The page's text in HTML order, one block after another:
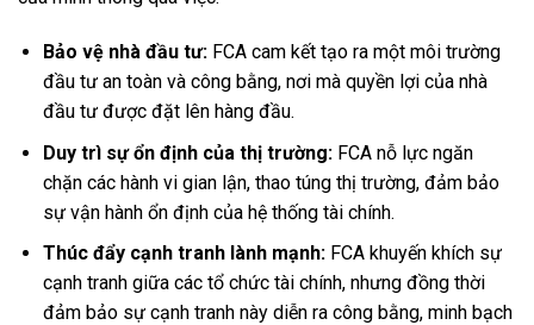
Bảo vệ nhà đầu tư:FCA cam kết tạo ra một môi trường
đầu tư an toàn và công bằng, nơi mà quyền lợi của nhà
đầu tư được đặt lên hàng đầu.
Duy trì sự ổn định của thị trường:FCA nỗ lực ngăn
chặn các hành vi gian lận, thao túng thị trường, đảm bảo
sự vận hành ổn định của hệ thống tài chính.
Thúc đẩy cạnh tranh lành mạnh:FCA khuyến khích sự
cạnh tranh giữa các tổ chức tài chính, nhưng đồng thời
đảm bảo sự cạnh tranh này diễn ra công bằng, minh bạch